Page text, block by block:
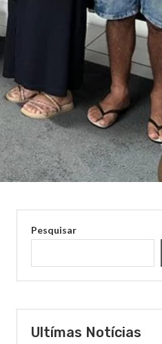
Pesquisar
Ultímas Notícias